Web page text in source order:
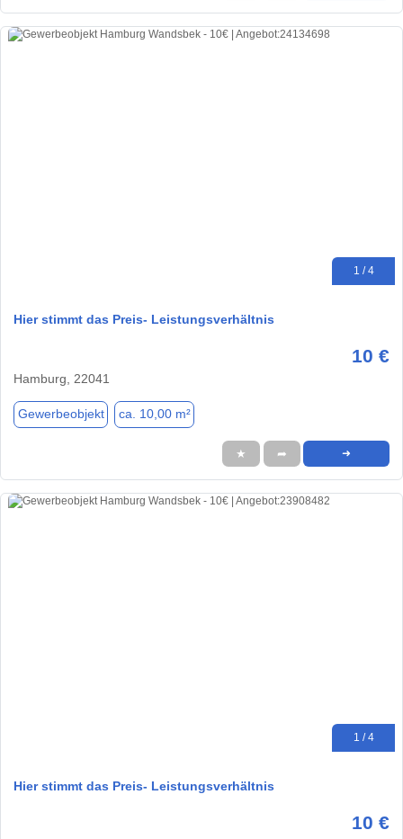
1 / 4
Hier stimmt das Preis- Leistungsverhältnis
10 €
Hamburg, 22041
Gewerbeobjekt ca. 10,00 m²
★ ➦ ➜
1 / 4
Hier stimmt das Preis- Leistungsverhältnis
10 €